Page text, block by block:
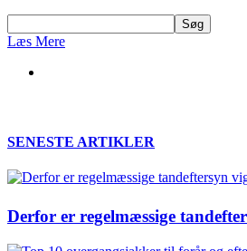
Læs Mere
SENESTE ARTIKLER
Derfor er regelmæssige